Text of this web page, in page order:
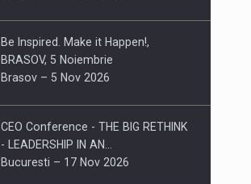
Be Inspired. Make it Happen!,
BRASOV, 5 Noiembrie
Brasov – 5 Nov 2026
CEO Conference - THE BIG RETHINK
- LEADERSHIP IN AN…
Bucuresti – 17 Nov 2026